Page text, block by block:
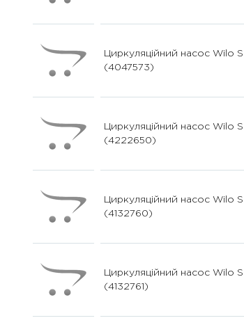
Циркуляційний насос Wilo
(4047573)
Циркуляційний насос Wilo
(4222650)
Циркуляційний насос Wilo
(4132760)
Циркуляційний насос Wilo
(4132761)